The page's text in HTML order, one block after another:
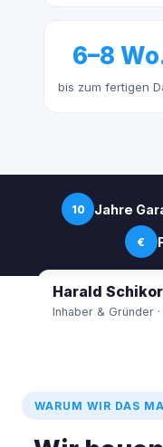
6–8
bis zum fertigen
10 Jahre
€
Harald
Inhaber & Gründer
WARUM WIR DAS